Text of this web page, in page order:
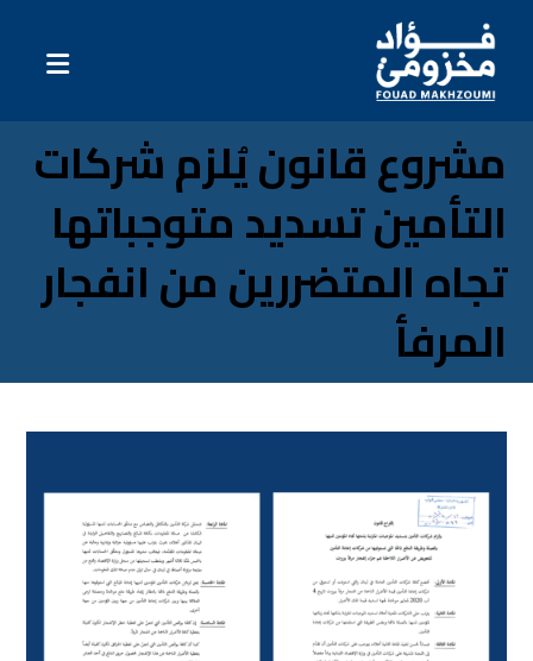
مشروع قانون يُلزم شركات
التأمين تسديد متوجباتها
تجاه المتضررين من انفجار
المرفأ